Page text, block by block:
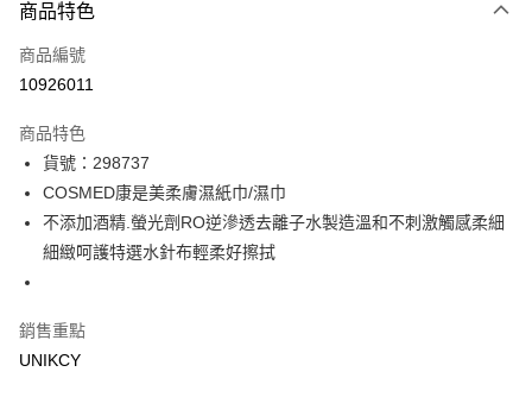
icash Pay
信用卡一次付款
Apple Pay
街口支付
悠遊付
Google Pay
商品特色
商品編號
10926011
商品特色
貨號：298737
COSMED康是美柔膚濕紙巾/濕巾
不添加酒精.螢光劑RO逆滲透去離子水製造溫和不刺激觸感柔細
細緻呵護特選水針布輕柔好擦拭
銷售重點
UNIKCY